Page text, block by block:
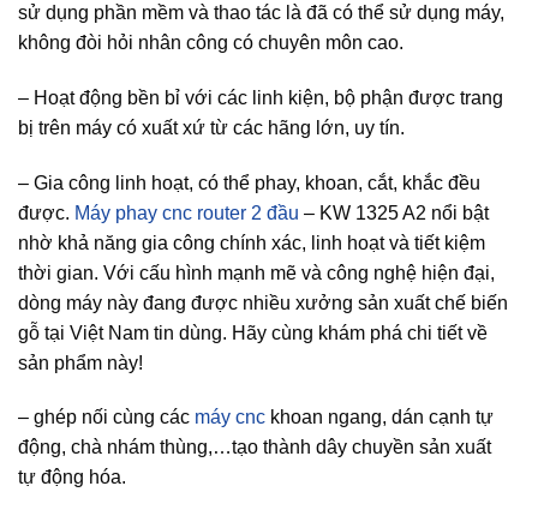
sử dụng phần mềm và thao tác là đã có thể sử dụng máy,
không đòi hỏi nhân công có chuyên môn cao.
– Hoạt động bền bỉ với các linh kiện, bộ phận được trang
bị trên máy có xuất xứ từ các hãng lớn, uy tín.
– Gia công linh hoạt, có thể phay, khoan, cắt, khắc đều
được. Máy phay cnc router 2 đầu – KW 1325 A2 nổi bật
nhờ khả năng gia công chính xác, linh hoạt và tiết kiệm
thời gian. Với cấu hình mạnh mẽ và công nghệ hiện đại,
dòng máy này đang được nhiều xưởng sản xuất chế biến
gỗ tại Việt Nam tin dùng. Hãy cùng khám phá chi tiết về
sản phẩm này!
– ghép nối cùng các máy cnc khoan ngang, dán cạnh tự
động, chà nhám thùng,…tạo thành dây chuyền sản xuất
tự động hóa.